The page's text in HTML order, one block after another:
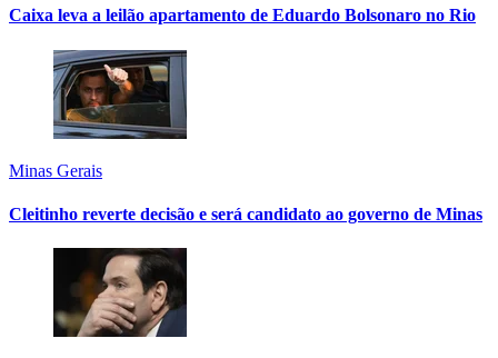
Caixa leva a leilão apartamento de Eduardo Bolsonaro no Rio
Minas Gerais
Cleitinho reverte decisão e será candidato ao governo de Minas